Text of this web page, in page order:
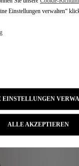
Store
Einstellungen verwalten“
EINSTELLUNGEN
ALLE AKZEPTIEREN